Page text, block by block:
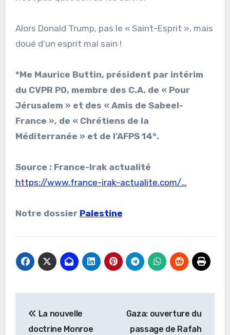
Alors Donald Trump, pas le « Saint-Esprit », mais
doué d’un esprit mal sain !
*Me Maurice Buttin, président par intérim
du CVPR PO, membre des C.A. de « Pour
Jérusalem » et des « Amis de Sabeel-
France », de « Chrétiens de la
Méditerranée » et de l’AFPS 14°.
Source : France-Irak actualité
https://www.france-irak-actualite.com/…
Notre dossier Palestine
de
La nouvelle
doctrine Monroe
Gaza: ouverture du
passage de Rafah